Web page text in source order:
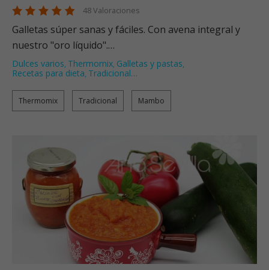
48 Valoraciones
Galletas súper sanas y fáciles. Con avena integral y
nuestro "oro líquido".…
Dulces varios, Thermomix, Galletas y pastas,
Recetas para dieta, Tradicional…
Thermomix Tradicional Mambo